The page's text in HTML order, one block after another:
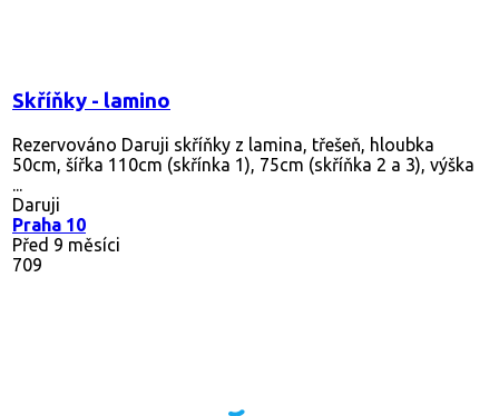
Skříňky - lamino
Rezervováno Daruji skříňky z lamina, třešeň, hloubka
50cm, šířka 110cm (skřínka 1), 75cm (skříňka 2 a 3), výška
...
Daruji
Praha 10
Před 9 měsíci
709